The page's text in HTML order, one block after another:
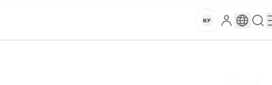
건
마
로
그
구
글
검
색